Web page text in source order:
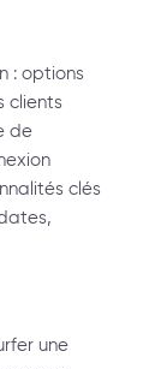
: options
clients
de
clés
une